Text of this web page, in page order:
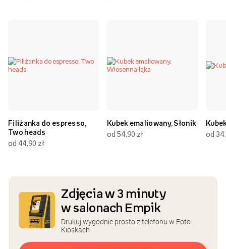
Filiżanka do espresso,
Two heads
od 44,90 zł
Kubek emaliowany, Słonik
od 54,90 zł
od
Zdjęcia w 3 minuty
w salonach Empik
Drukuj wygodnie prosto z telefonu w Foto
Kioskach